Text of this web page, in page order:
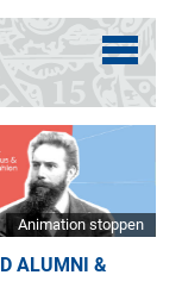
Animation stoppen
ALUMNI &